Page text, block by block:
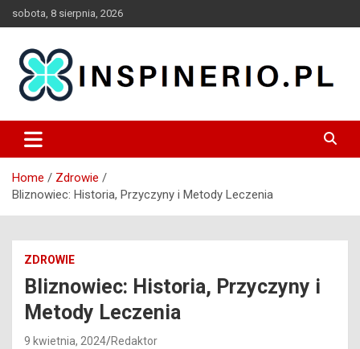
to
sobota, 8 sierpnia, 2026
Inspinerio
Home
Zdrowie
Bliznowiec: Historia, Przyczyny i Metody Leczenia
ZDROWIE
Bliznowiec: Historia, Przyczyny i
Metody Leczenia
9 kwietnia, 2024 Redaktor